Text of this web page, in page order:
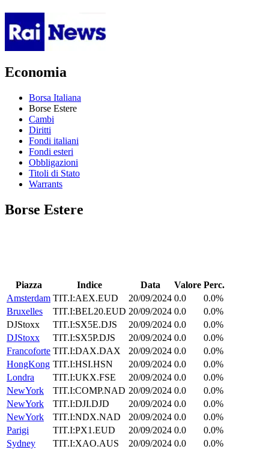
Economia
Borsa Italiana
Borse Estere
Cambi
Diritti
Fondi italiani
Fondi esteri
Obbligazioni
Titoli di Stato
Warrants
Borse Estere
Piazza Indice Data Valore Perc.
Amsterdam TIT.I:AEX.EUD 20/09/2024 0.0
0.0%
Bruxelles
TIT.I:BEL20.EUD 20/09/2024 0.0
0.0%
DJStoxx
TIT.I:SX5E.DJS 20/09/2024 0.0
0.0%
DJStoxx
TIT.I:SX5P.DJS 20/09/2024 0.0
0.0%
Francoforte TIT.I:DAX.DAX 20/09/2024 0.0
0.0%
HongKong TIT.I:HSI.HSN 20/09/2024 0.0
0.0%
Londra
TIT.I:UKX.FSE 20/09/2024 0.0
0.0%
NewYork
TIT.I:COMP.NAD 20/09/2024 0.0
0.0%
NewYork
TIT.I:DJI.DJD 20/09/2024 0.0
0.0%
NewYork
TIT.I:NDX.NAD 20/09/2024 0.0
0.0%
Parigi
TIT.I:PX1.EUD 20/09/2024 0.0
0.0%
Sydney
TIT.I:XAO.AUS 20/09/2024 0.0
0.0%